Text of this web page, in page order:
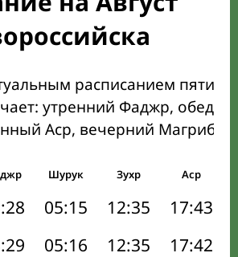
расписанием пяти
утренний Фаджр,
Аср, вечерний Магриб
Шурук Зухр Аср
05:15 12:35 17:43
05:16 12:35 17:42